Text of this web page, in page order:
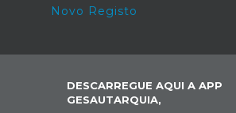
Novo Registo
DESCARREGUE AQUI A APP
GESAUTARQUIA,